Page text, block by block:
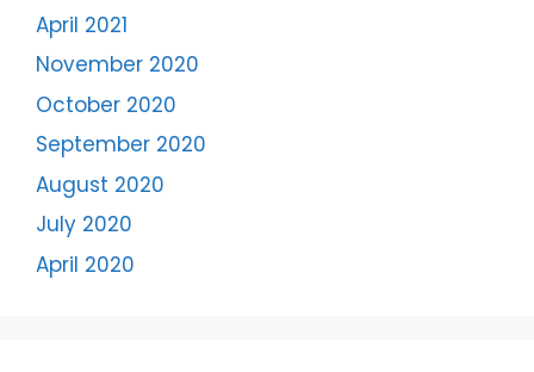
April 2021
November 2020
October 2020
September 2020
August 2020
July 2020
April 2020